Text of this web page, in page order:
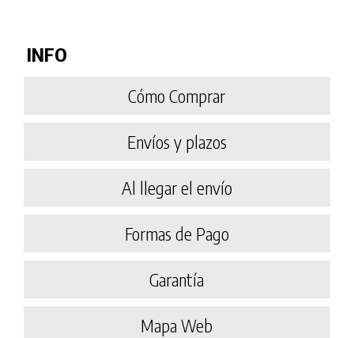
INFO
Cómo Comprar
Envíos y plazos
Al llegar el envío
Formas de Pago
Garantía
Mapa Web